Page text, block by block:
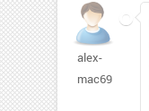
alex-
mac69